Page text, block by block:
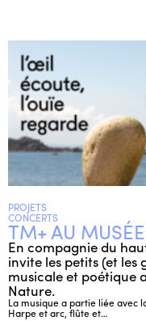
PROJETS
CONCERTS
TM+ AU
En compagnie du
invite les petits (et
musicale et poétique
Nature.
La musique a partie liée avec
Harpe et arc, flûte et…